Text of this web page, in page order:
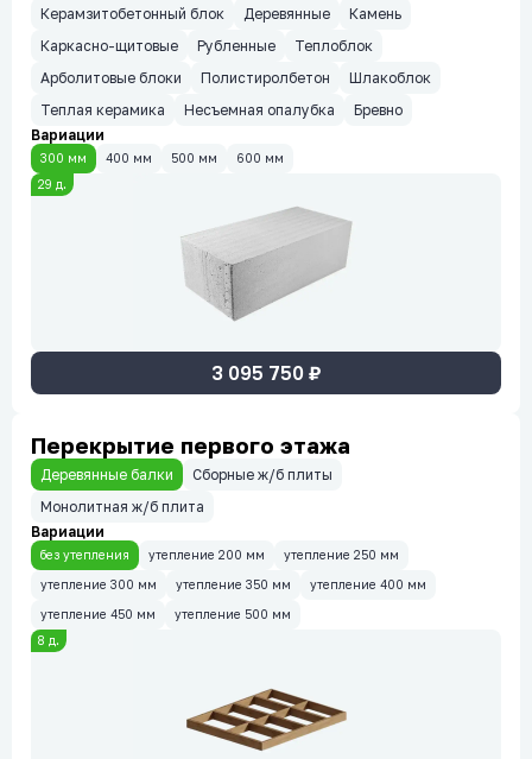
29 д.
3 095 750₽
Керамзитобетонный блок
Деревянные
Камень
Каркасно-щитовые
Рубленные
Теплоблок
Арболитовые блоки
Полистиролбетон
Шлакоблок
Теплая керамика
Несъемная опалубка
Бревно
Вариации
300 мм 400 мм 500 мм 600 мм
8 д.
Перекрытие первого этажа
Деревянные балки
Сборные ж/б плиты
Монолитная ж/б плита
Вариации
без утепления утепление 200 мм утепление 250 мм
утепление 300 мм утепление 350 мм утепление 400 мм
утепление 450 мм утепление 500 мм